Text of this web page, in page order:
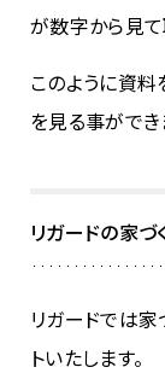
が数字から見て
このように資
を見る事ができ
リガードの家づ
リガードでは家
トいたします。